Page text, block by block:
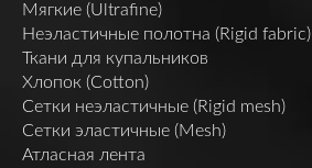
Мягкие (Ultrafine)
Неэластичные полотна (Rigid fabric)
Ткани для купальников
Хлопок (Cotton)
Сетки неэластичные (Rigid mesh)
Сетки эластичные (Mesh)
Атласная лента